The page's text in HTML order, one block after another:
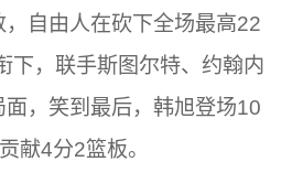
自由人在砍下全场最高22
下，联手斯图尔特、约翰内
，笑到最后，韩旭登场10
献4分2篮板。